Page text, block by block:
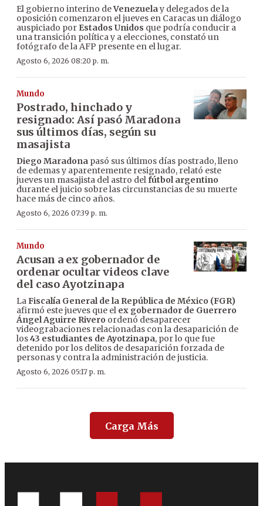
El gobierno interino deVenezuelay delegados de la
oposición comenzaron el jueves en Caracas un diálogo
auspiciado por Estados Unidos que podría conducir a
una transición política y a elecciones, constató un
fotógrafo de la AFP presente en el lugar.
Agosto 6, 2026 08:20 p. m.
Mundo
Postrado, hinchado y
resignado: Así pasó Maradona
sus últimos días, según su
masajista
Diego Maradona pasó sus últimos días postrado, lleno
de edemas y aparentemente resignado, relató este
jueves un masajista del astro delfútbol argentino
durante el juicio sobre las circunstancias de su muerte
hace más de cinco años.
Agosto 6, 2026 07:39 p. m.
Mundo
Acusan a ex gobernador de
ordenar ocultar videos clave
del caso Ayotzinapa
LaFiscalía General de la República de México (FGR)
afirmó este jueves que el ex gobernador de Guerrero
Ángel Aguirre Rivero ordenó desaparecer
videograbaciones relacionadas con la desaparición de
los43 estudiantes de Ayotzinapa, por lo que fue
detenido por los delitos de desaparición forzada de
personas y contra la administración de justicia.
Agosto 6, 2026 05:17 p. m.
Carga Más